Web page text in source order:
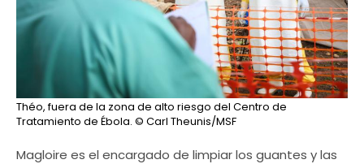
Théo, fuera de la zona de alto riesgo del Centro de
Tratamiento de Ébola. © Carl Theunis/MSF
Magloire es el encargado de limpiar los guantes y las